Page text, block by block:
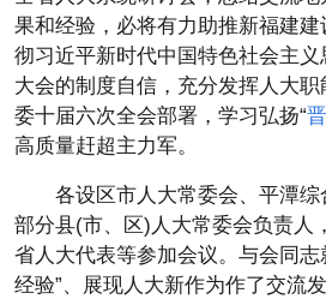
果和经验，必将有力助推新福建
彻习近平新时代中国特色社会主
大会的制度自信，充分发挥人大
委十届六次全会部署，学习弘扬“
高质量赶超主力军。
各设区市人大常委会、平潭
部分县(市、区)人大常委会负责人
省人大代表等参加会议。与会同志
经验”、展现人大新作为作了交流